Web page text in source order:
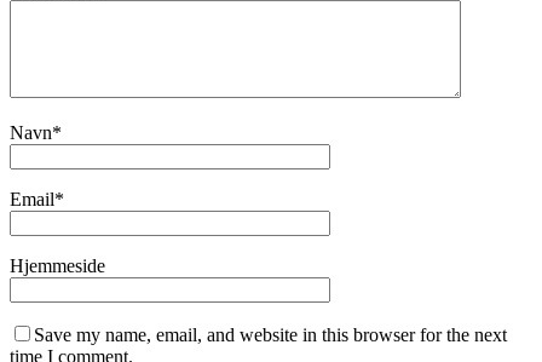
Navn*
Email*
Hjemmeside
Save my name, email, and website in this browser for the next
time I comment.